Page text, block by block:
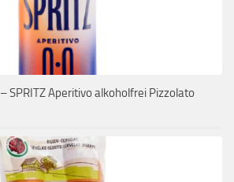
SPRITZ Aperitivo alkoholfrei Pizzolato